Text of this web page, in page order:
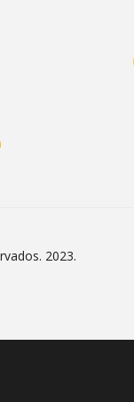
2023.